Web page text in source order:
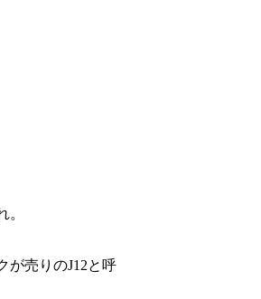
。
が売りのJ12と呼